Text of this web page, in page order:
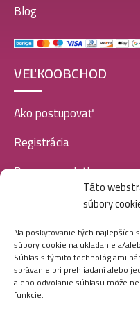
Táto
súbory
Na poskytovanie tých najlepších
súbory cookie na ukladanie a/
Súhlas s týmito technológiami
správanie pri prehliadaní alebo
alebo odvolanie súhlasu môže
funkcie.
Luxure EDP women
10,99€
Luxure EDP women
10,99€
Luxure EDP women
(Kayali – Only Amber
10,99€
Blog
VEĽKOOBCHOD
Ako postupovať
Registrácia
Doprava a platba
SOCIÁLNE SIETE